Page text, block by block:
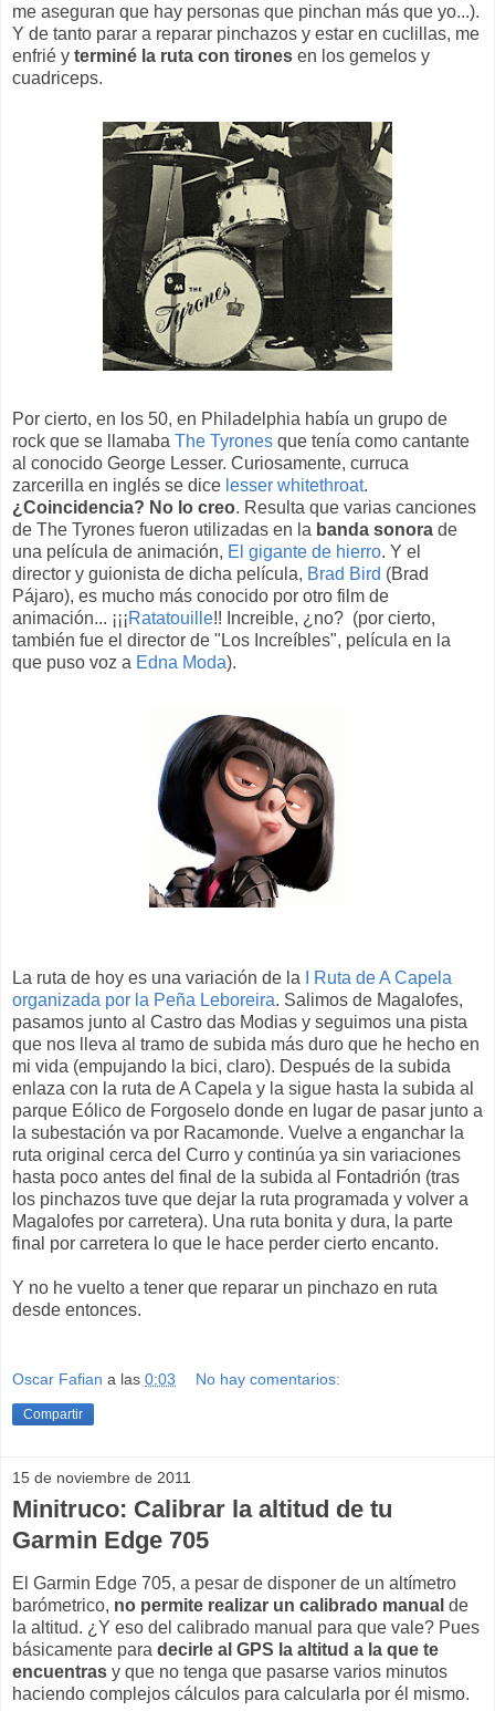
me aseguran que hay personas que pinchan más que yo...).
Y de tanto parar a reparar pinchazos y estar en cuclillas, me
enfrié y terminé la ruta con tirones en los gemelos y
cuadriceps.
Por cierto, en los 50, en Philadelphia había un grupo de
rock que se llamaba The Tyrones que tenía como cantante
al conocido George Lesser. Curiosamente, curruca
zarcerilla en inglés se dice lesser whitethroat.
¿Coincidencia? No lo creo. Resulta que varias canciones
de The Tyrones fueron utilizadas en la banda sonora de
una película de animación, El gigante de hierro. Y el
director y guionista de dicha película, Brad Bird (Brad
Pájaro), es mucho más conocido por otro film de
animación... ¡¡¡Ratatouille!! Increible, ¿no? (por cierto,
también fue el director de "Los Increíbles", película en la
que puso voz a Edna Moda).
La ruta de hoy es una variación de la
I Ruta de A Capela
organizada por la Peña Leboreira. Salimos de Magalofes,
pasamos junto al Castro das Modias y seguimos una pista
que nos lleva al tramo de subida más duro que he hecho en
mi vida (empujando la bici, claro). Después de la subida
enlaza con la ruta de A Capela y la sigue hasta la subida al
parque Eólico de Forgoselo donde en lugar de pasar junto a
la subestación va por Racamonde. Vuelve a enganchar la
ruta original cerca del Curro y continúa ya sin variaciones
hasta poco antes del final de la subida al Fontadrión (tras
los pinchazos tuve que dejar la ruta programada y volver a
Magalofes por carretera). Una ruta bonita y dura, la parte
final por carretera lo que le hace perder cierto encanto.
Y no he vuelto a tener que reparar un pinchazo en ruta
desde entonces.
Oscar Fafian a las 0:03 No hay comentarios:
Compartir
15 de noviembre de 2011
Minitruco: Calibrar la altitud de tu
Garmin Edge 705
El Garmin Edge 705, a pesar de disponer de un altímetro
barómetrico, no permite realizar un calibrado manual de
la altitud. ¿Y eso del calibrado manual para que vale? Pues
básicamente para decirle al GPS la altitud a la que te
encuentras y que no tenga que pasarse varios minutos
haciendo complejos cálculos para calcularla por él mismo.